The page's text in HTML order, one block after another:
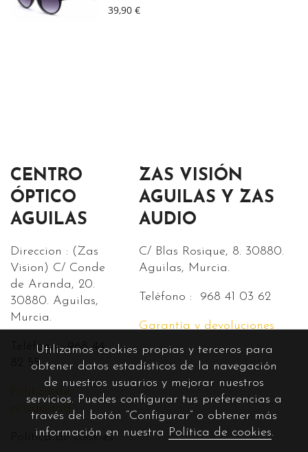
39,90 €
CENTRO
ÓPTICO
AGUILAS
Direccion : (Zas
Vision) C/ Conde
de Aranda, 20.
30880. Aguilas,
Murcia.
Teléfono : 968 44
82 55.
Política de
privacidad
ZAS VISIÓN
AGUILAS Y ZAS
AUDIO
C/ Blas Rosique, 8. 30880.
Aguilas, Murcia.
Teléfono : 968 41 03 62
Garantía y devoluciones
Política de cookies
Utilizamos cookies propias y terceros para
obtener datos estadísticos de la navegación
de nuestros usuarios y mejorar nuestros
servicios. Puedes configurar tus preferencias a
través del botón “Configurar” o obtener más
información en nuestra Política de cookies.